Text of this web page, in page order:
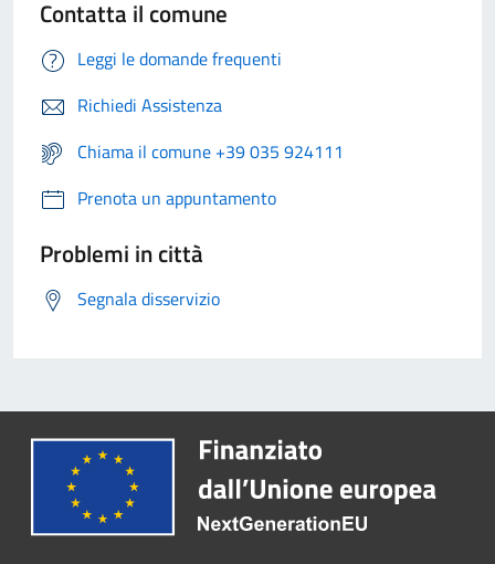
Contatta il comune
Leggi le domande frequenti
Richiedi Assistenza
Chiama il comune +39 035 924111
Prenota un appuntamento
Problemi in città
Segnala disservizio